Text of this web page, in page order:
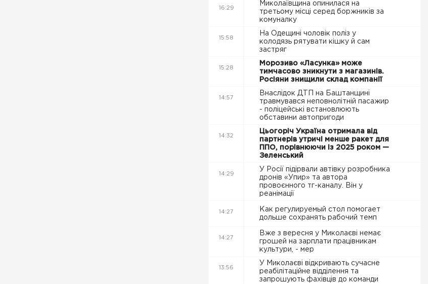
16:29
Миколаївщина опинилася на
третьому місці серед боржників за
комуналку
15:58
На Одещині чоловік поліз у
колодязь рятувати кішку й сам
застряг
15:28
Морозиво «Ласунка» може
тимчасово зникнути з магазинів.
Росіяни знищили склад компанії
14:57
Внаслідок ДТП на Баштанщині
травмувався неповнолітній пасажир
- поліцейські встановлюють
обставини автопригоди
14:32
Цьогоріч Україна отримала від
партнерів утричі менше ракет для
ППО, порівнюючи із 2025 роком —
Зеленський
14:29
У Росії підірвали автівку розробника
дронів «Упир» та автора
провоєнного тг-каналу. Він у
реанімації
14:27
Как регулируемый стол помогает
дольше сохранять рабочий темп
14:27
Вже з вересня у Миколаєві немає
грошей на зарплати працівникам
культури, - мер
13:56
У Миколаєві відкривають сучасне
реабілітаційне відділення та
запрошують фахівців до команди